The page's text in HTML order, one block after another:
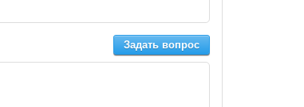
Задать вопрос